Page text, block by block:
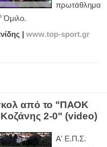
πρωτάθλημα
Όμιλο.
| www.top-sport.gr
από το "ΠΑΟΚ
2-0" (video)
Α' Ε.Π.Σ.